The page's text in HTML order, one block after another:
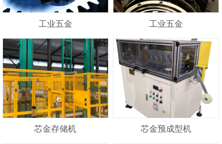
工业五金 工业五金
芯金存储机 芯金预成型机